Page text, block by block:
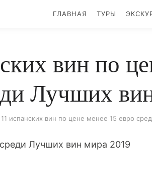
ГЛАВНАЯ ТУРЫ
вин по
Лучших
11 испанских вин по цене менее 15 евро